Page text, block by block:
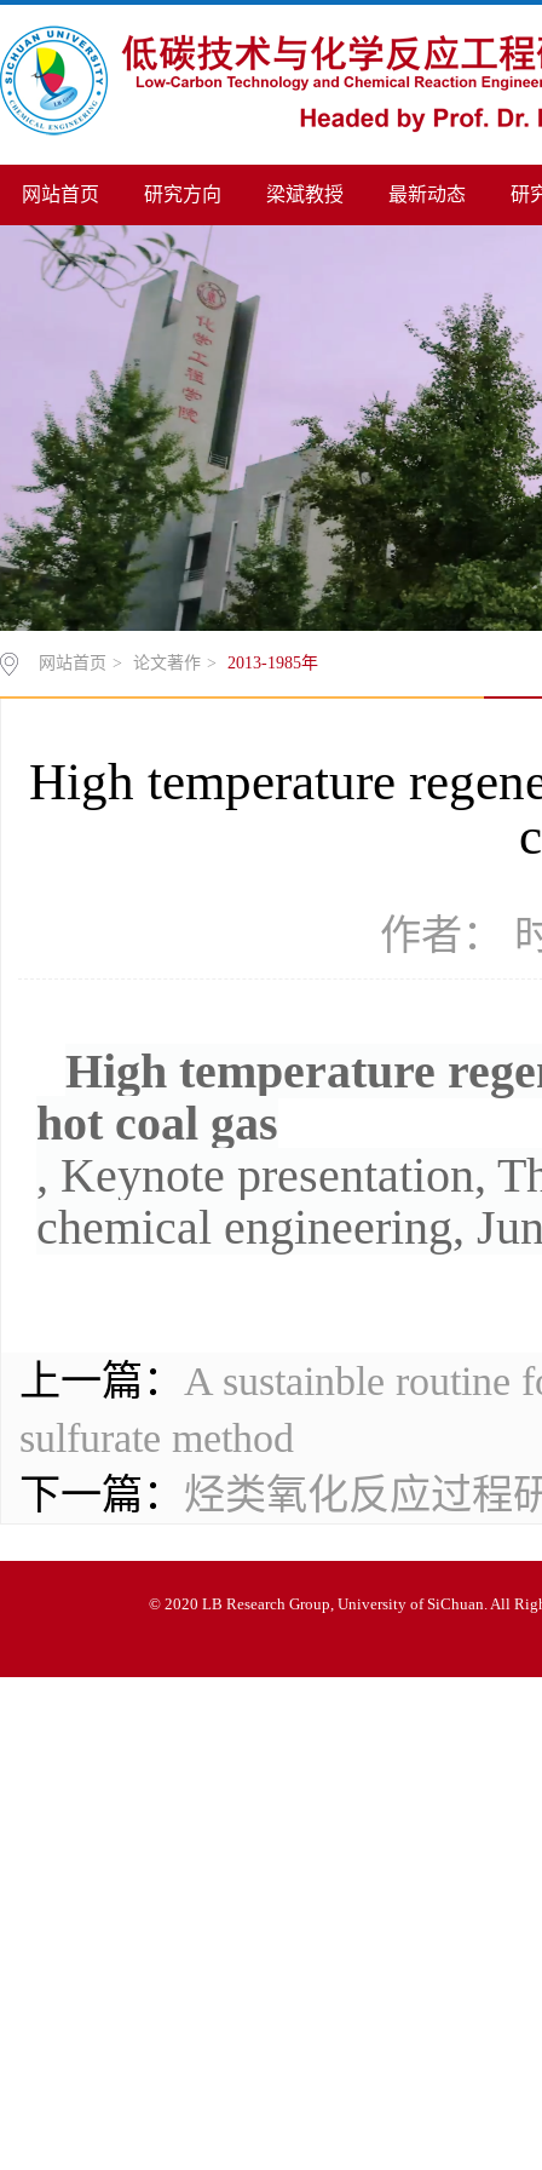
网站首页 研究方向 梁斌教授 最新动态 研
网站首页 > 论文著作 > 2013-1985年
High temperature
作者：
High temperature
hot coal gas
, Keynote presentation,
chemical engineering,
上一篇： A sustainble routine
sulfurate method
下一篇： 烃类氧化反应过程
© 2020 LB Research Group, University of SiChuan. All